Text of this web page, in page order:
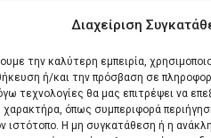
Διαχείριση
την καλύτερη εμπειρία,
ή/και την πρόσβαση σε
τεχνολογίες θα μας επιτρέψει να
όπως συμπεριφορά
ιστότοπο. Η μη συγκατάθεση ή η